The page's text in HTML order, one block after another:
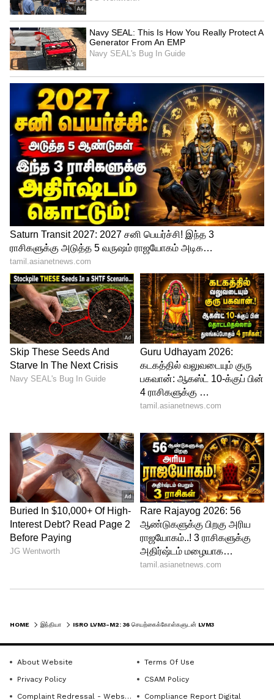
இஸ்ரோவின் அறிவிப்பின்படி, 36
செயற்கைக்கோளின் எடை 5,796
கிலோவாகும். முதல்முறையாக இந்த அளவு
செயற்கைக்கோள்களை சுமந்து செல்லும்
முதல் இந்திய ராக்கெட் இதுவாகத்தான்
இருக்கும் எனத் தெரிவித்துள்ளது.
முன்னாள் அமைச்சர்கள், சபாநாயகர் மீது
ஸ்வப்னா சுரேஷ் மீண்டும் பாலியல்
குற்றச்சாட்டு..!
எல்விஎம்-3 எம்-2 ராக்கெட் முதல்முறையாக
செயற்கைக்கோள்களை பூமியின் குறைந்த
சுற்றுவட்டப்பாதையில்
நிலைநிறுத்துகிறு.அதாவது பூமியிலிருந்து
1200கி.மீ தொலைவில் செயற்கைக்கோள்
நிறுத்தப்படுகிறது. ஜியோஸிங்ரனைஸ்
டிரான்ஸ்பர் ஆர்பிட் போன்று அல்ல.
இஸ்ரோ அமைப்பு இதற்கு முன்,
ஜிஎஸ்எல்வி-எம்கே3 வகை
4டன் எடை மட்டுமே சுமந்து செல்லும் திறன்
HOME இந்தியா
About Website
Terms Of Use
Privacy Policy
CSAM Policy
Complaint Redressal - Website
Compliance Report Digital